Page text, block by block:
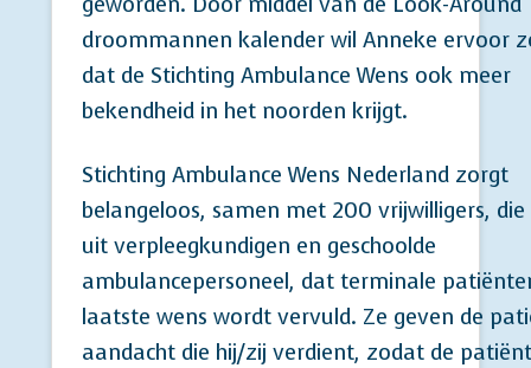
droommannen kalender wil Anneke ervoor
dat de Stichting Ambulance Wens ook meer
bekendheid in het noorden krijgt.
Stichting Ambulance Wens Nederland zorgt
belangeloos, samen met 200 vrijwilligers,
uit verpleegkundigen en geschoolde
ambulancepersoneel, dat terminale
laatste wens wordt vervuld. Ze geven de
aandacht die hij/zij verdient, zodat de